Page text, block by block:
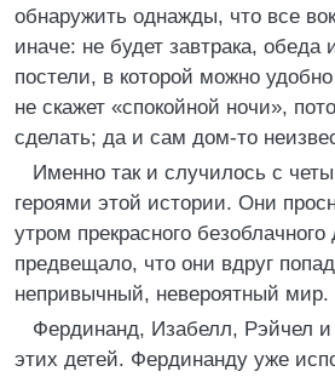
обнаружить однажды, что все
иначе: не будет завтрака, обеда
постели, в которой можно
не скажет «спокойной ночи»,
сделать; да и сам дом-то
Именно так и случилось с
героями этой истории. Они
утром прекрасного
предвещало, что они вдруг
непривычный, невероятный мир.
Фердинанд, Изабелл, Рэйчел и
этих детей. Фердинанду уже